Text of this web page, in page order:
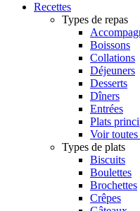
Recettes
Types de repas
Boissons
Collations
Déjeuners
Desserts
Dîners
Entrées
Plats
Voir toutes
Types de plats
Biscuits
Boulettes
Brochettes
Crêpes